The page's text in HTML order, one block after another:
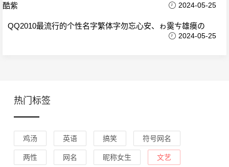
酷紫
2024-05-25
QQ2010最流行的个性名字繁体字勿忘心安、ゎ霙ㄘ雄瘼の
2024-05-25
热门标签
鸡汤 英语 搞笑 符号网名
两性 网名 昵称女生 文艺